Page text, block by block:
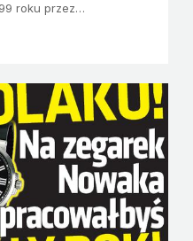
roku przez…